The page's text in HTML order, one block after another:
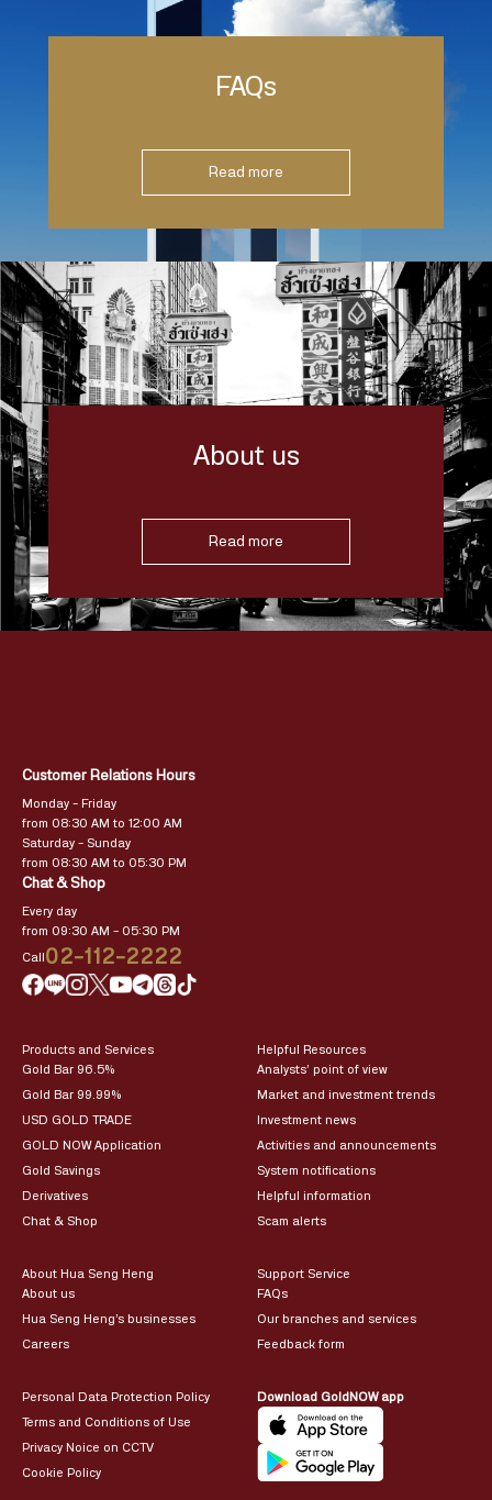
FAQs
Read more
About us
Read more
Customer Relations Hours
Monday – Friday
from 08:30 AM to 12:00 AM
Saturday – Sunday
from 08:30 AM to 05:30 PM
Chat & Shop
Every day
from 09:30 AM – 05:30 PM
Call02-112-2222
Products and Services
Gold Bar 96.5%
Gold Bar 99.99%
USD GOLD TRADE
GOLD NOW Application
Gold Savings
Derivatives
Chat & Shop
Helpful Resources
Analysts’ point of view
Market and investment trends
Investment news
Activities and announcements
System notifications
Helpful information
Scam alerts
About Hua Seng Heng
About us
Hua Seng Heng’s businesses
Careers
Support Service
FAQs
Our branches and services
Feedback form
Personal Data Protection Policy
Terms and Conditions of Use
Privacy Noice on CCTV
Cookie Policy
Download GoldNOW app